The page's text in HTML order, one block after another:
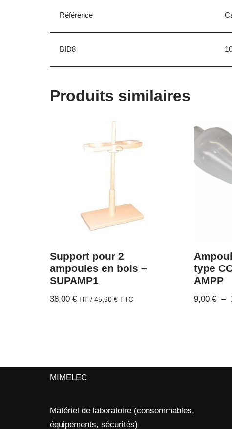
Référence
BID8
Produits similaires
Support pour 2
ampoules en bois –
SUPAMP1
38,00 € HT / 45,60 € TTC
type
AMPP
9,00 € –
MIMELEC
Matériel de laboratoire (consommables,
équipements, sécurités)